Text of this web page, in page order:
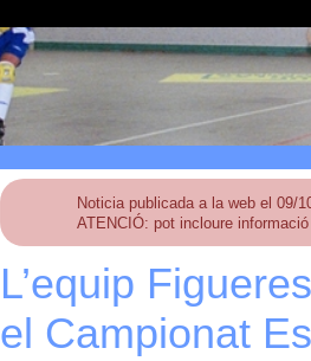
Noticia publicada a la web el 09/
ATENCIÓ: pot incloure
L’equip
el Campionat